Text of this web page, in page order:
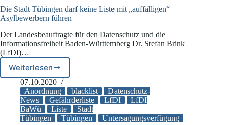
für
Telefonwerbung
Die Stadt Tübingen darf keine Liste mit „auffälligen“
Asylbewerbern führen
Der Landesbeauftragte für den Datenschutz und die
Informationsfreiheit Baden-Württemberg Dr. Stefan Brink
(LfDI)…
Weiterlesen
Die
Stadt
Tübingen
darf
keine
Liste
07.10.2020
Anordnung
blacklist
Datenschutz-
News
Gefährderliste LfDI
LfDI
BaWü
Liste
Stadt
Tübingen
Tübingen Untersagungsverfügung